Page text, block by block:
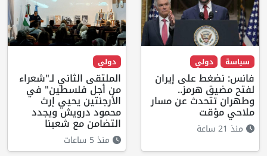
سياسة دولي
فانس: نضغط على إيران
لفتح مضيق هرمز..
وطهران تتحدث عن مسار
ملاحي مؤقت
منذ 21 ساعة
دولي
الملتقى الثاني لـ"شعراء
من أجل فلسطين" في
الأرجنتين يحيي إرث
محمود درويش ويجدد
التضامن مع شعبنا
منذ 5 ساعات